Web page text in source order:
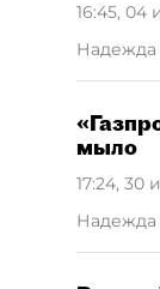
16:45, 04
Надежда
мыло
17:24, 30
Надежда